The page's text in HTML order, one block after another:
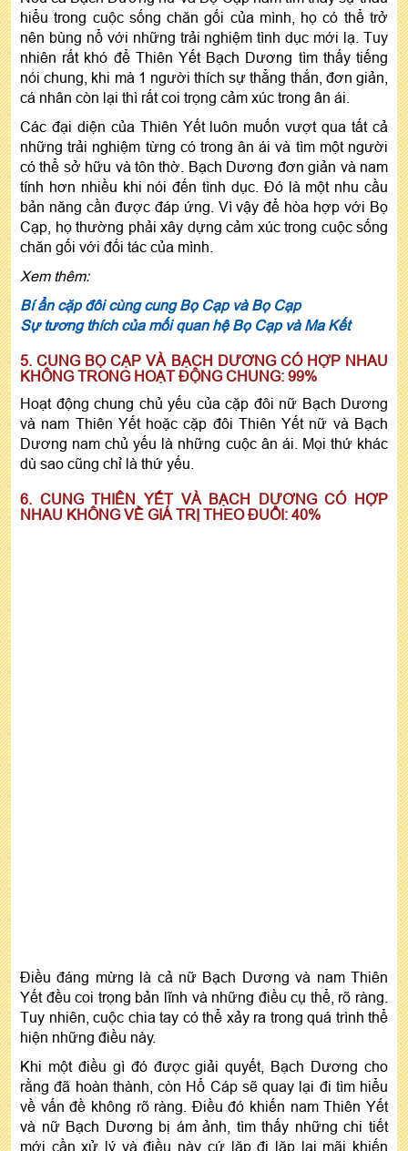
hiểu trong cuộc sống chăn gối của mình, họ có thể trở
nên bùng nổ với những trải nghiệm tình dục mới lạ. Tuy
nhiên rất khó để Thiên Yết Bạch Dương tìm thấy tiếng
nói chung, khi mà 1 người thích sự thẳng thắn, đơn giản,
cá nhân còn lại thì rất coi trọng cảm xúc trong ân ái.
Các đại diện của Thiên Yết luôn muốn vượt qua tất cả
những trải nghiệm từng có trong ân ái và tìm một người
có thể sở hữu và tôn thờ. Bạch Dương đơn giản và nam
tính hơn nhiều khi nói đến tình dục. Đó là một nhu cầu
bản năng cần được đáp ứng. Vì vậy để hòa hợp với Bọ
Cạp, họ thường phải xây dựng cảm xúc trong cuộc sống
chăn gối với đối tác của mình.
Xem thêm:
Bí ẩn cặp đôi cùng cung Bọ Cạp và Bọ Cạp
Sự tương thích của mối quan hệ Bọ Cạp và Ma Kết
5. CUNG BỌ CẠP VÀ BẠCH DƯƠNG CÓ HỢP NHAU
KHÔNG TRONG HOẠT ĐỘNG CHUNG: 99%
Hoạt động chung chủ yếu của cặp đôi nữ Bạch Dương
và nam Thiên Yết hoặc cặp đôi Thiên Yết nữ và Bạch
Dương nam chủ yếu là những cuộc ân ái. Mọi thứ khác
dù sao cũng chỉ là thứ yếu.
6. CUNG THIÊN YẾT VÀ BẠCH DƯƠNG CÓ HỢP
NHAU KHÔNG VỀ GIÁ TRỊ THEO ĐUỔI: 40%
Điều đáng mừng là cả nữ Bạch Dương và nam Thiên
Yết đều coi trọng bản lĩnh và những điều cụ thể, rõ ràng.
Tuy nhiên, cuộc chia tay có thể xảy ra trong quá trình thể
hiện những điều này.
Khi một điều gì đó được giải quyết, Bạch Dương cho
rằng đã hoàn thành, còn Hổ Cáp sẽ quay lại đi tìm hiểu
về vấn đề không rõ ràng. Điều đó khiến nam Thiên Yết
và nữ Bạch Dương bị ám ảnh, tìm thấy những chi tiết
mới cần xử lý và điều này cứ lặp đi lặp lại mãi khiến